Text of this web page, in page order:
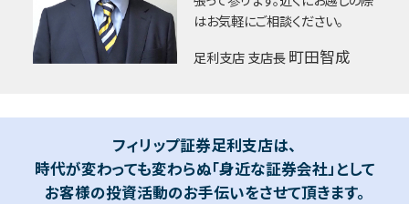
はお気軽にご相談ください。
足利支店 支店長町田智成
フィリップ証券足利支店は、
時代が変わっても変わらぬ「身近な証券会社」として
お客様の投資活動のお手伝いをさせて頂きます。